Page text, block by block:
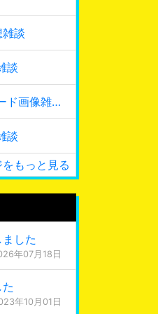
談
談
サイバーパンク2077フォトモード画像雑談
談
もっと見る
した
年07月18日
年10月01日